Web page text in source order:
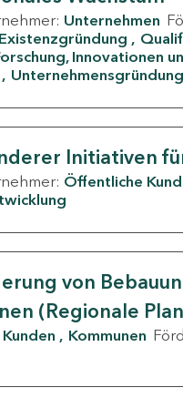
Unternehmen
Existenzgründung
Innovationen
Unternehmensgründung
Initiativen
Öffentliche
von
(Regionale
Kommunen